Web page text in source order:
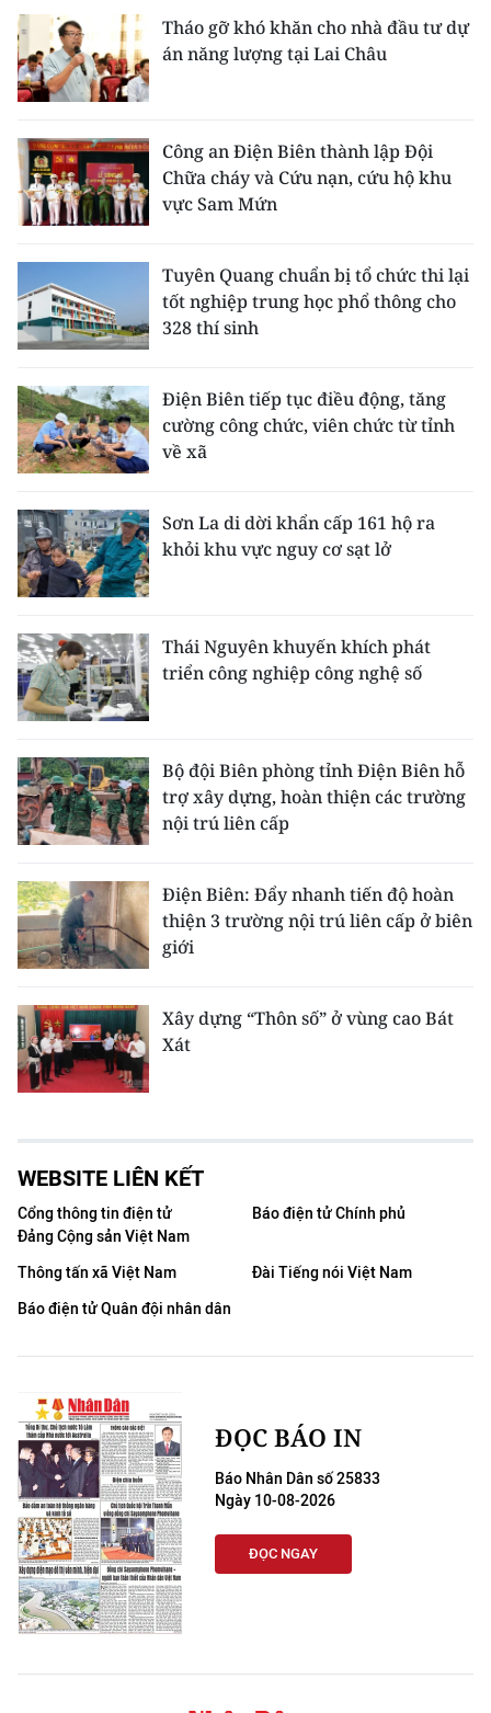
Tháo gỡ khó khăn cho nhà đầu tư dự
án năng lượng tại Lai Châu
Công an Điện Biên thành lập Đội
Chữa cháy và Cứu nạn, cứu hộ khu
vực Sam Mứn
Tuyên Quang chuẩn bị tổ chức thi lại
tốt nghiệp trung học phổ thông cho
328 thí sinh
Điện Biên tiếp tục điều động, tăng
cường công chức, viên chức từ tỉnh
về xã
Sơn La di dời khẩn cấp 161 hộ ra
khỏi khu vực nguy cơ sạt lở
Thái Nguyên khuyến khích phát
triển công nghiệp công nghệ số
Bộ đội Biên phòng tỉnh Điện Biên hỗ
trợ xây dựng, hoàn thiện các trường
nội trú liên cấp
Điện Biên: Đẩy nhanh tiến độ hoàn
thiện 3 trường nội trú liên cấp ở biên
giới
Xây dựng “Thôn số” ở vùng cao Bát
Xát
WEBSITE LIÊN KẾT
Cổng thông tin điện tử
Đảng Cộng sản Việt Nam
Báo điện tử Chính phủ
Thông tấn xã Việt Nam
Đài Tiếng nói Việt Nam
Báo điện tử Quân đội nhân dân
ĐỌC BÁO IN
Báo Nhân Dân số 25833
Ngày 10-08-2026
ĐỌC NGAY